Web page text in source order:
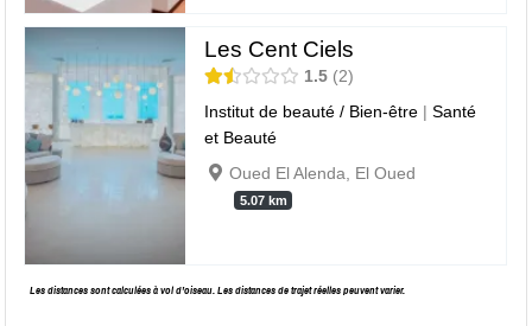
Les Cent Ciels
1.5 2
Institut de beauté / Bien-être |Santé
et Beauté
Oued El Alenda, El Oued
5.07 km
Les distances sont calculées à vol d’oiseau. Les distances de trajet réelles peuvent varier.